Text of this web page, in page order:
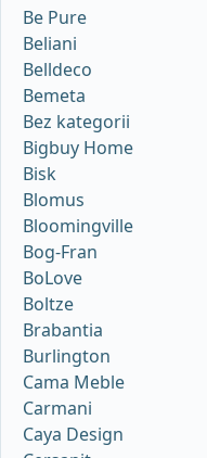
Be Pure
Beliani
Belldeco
Bemeta
Bez kategorii
Bigbuy Home
Bisk
Blomus
Bloomingville
Bog-Fran
BoLove
Boltze
Brabantia
Burlington
Cama Meble
Carmani
Caya Design